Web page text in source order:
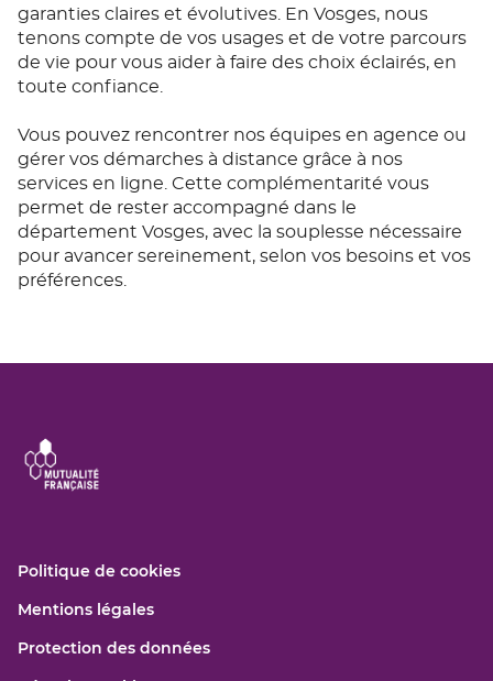
garanties claires et évolutives. En Vosges, nous
tenons compte de vos usages et de votre parcours
de vie pour vous aider à faire des choix éclairés, en
toute confiance.
Vous pouvez rencontrer nos équipes en agence ou
gérer vos démarches à distance grâce à nos
services en ligne. Cette complémentarité vous
permet de rester accompagné dans le
département Vosges, avec la souplesse nécessaire
pour avancer sereinement, selon vos besoins et vos
préférences.
Politique de cookies(ouvre
fenêtre)
Mentions légales(ouvre
une
Protection des données(ouvre